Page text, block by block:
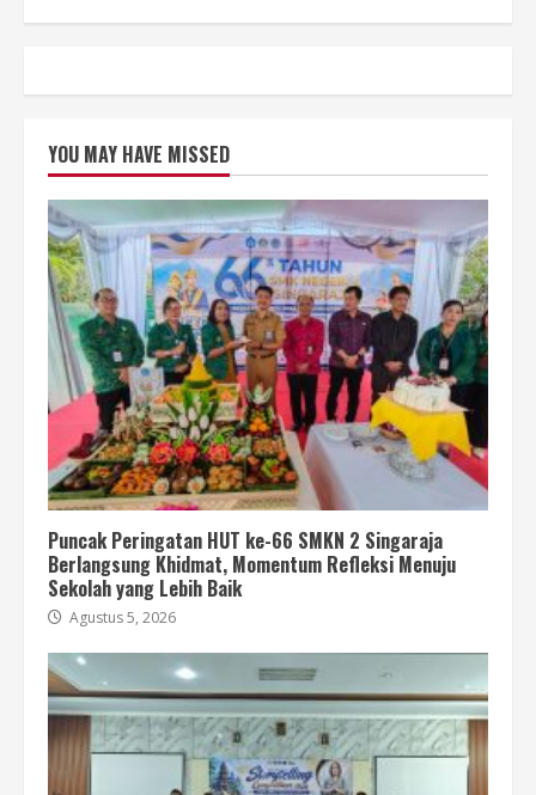
YOU MAY HAVE MISSED
Puncak Peringatan HUT ke-66 SMKN 2 Singaraja
Berlangsung Khidmat, Momentum Refleksi Menuju
Sekolah yang Lebih Baik
Agustus 5, 2026